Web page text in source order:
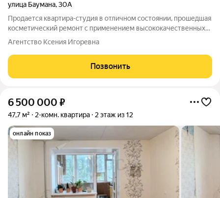
улица Баумана,30А
Продается квартира-студия в отличном состоянии, прошедшая
косметический ремонт с применением высококачественных
отделочных материалов. В квартире установлено пластиковое
окно с широким подоконником, обеспечивающее
естественное освещение и вентиляцию.
Агентство Ксения Игоревна
Позвонить
6 500 000 ₽
47,7 м² 2-комн. квартира 2 этаж из 12
онлайн показ